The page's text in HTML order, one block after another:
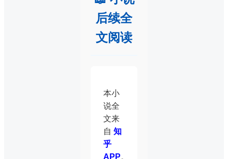
后续全
文阅读
本小
说全
文来
自 知
乎
APP。